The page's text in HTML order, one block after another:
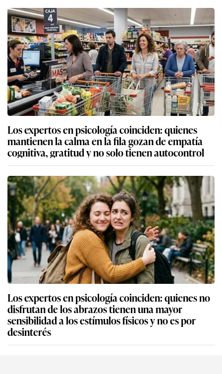
Los expertos en psicología coinciden: quienes
mantienen la calma en la fila gozan de empatía
cognitiva, gratitud y no solo tienen autocontrol
Los expertos en psicología coinciden: quienes no
disfrutan de los abrazos tienen una mayor
sensibilidad a los estímulos físicos y no es por
desinterés